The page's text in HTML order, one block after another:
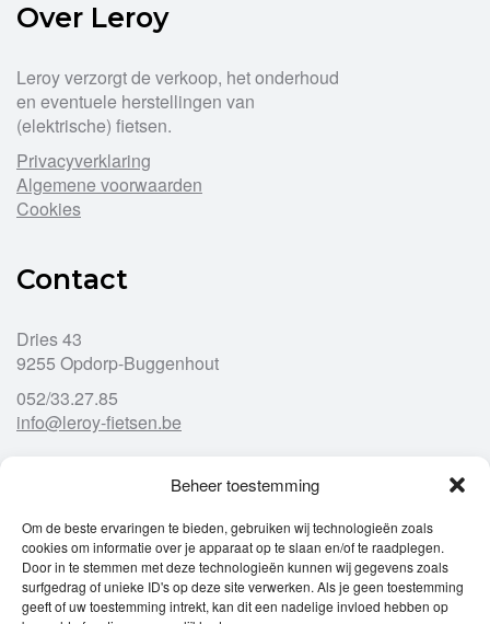
Beheer toestemming
Om de beste ervaringen te bieden, gebruiken wij technologieën zoals
cookies om informatie over je apparaat op te slaan en/of te raadplegen.
Door in te stemmen met deze technologieën kunnen wij gegevens zoals
surfgedrag of unieke ID's op deze site verwerken. Als je geen toestemming
geeft of uw toestemming intrekt, kan dit een nadelige invloed hebben op
Over Leroy
Leroy verzorgt de verkoop, het onderhoud
en eventuele herstellingen van
(elektrische) fietsen.
Privacyverklaring
Algemene voorwaarden
Cookies
Contact
Dries 43
9255 Opdorp-Buggenhout
052/33.27.85
info@leroy-fietsen.be
Openingsuren
Ma
gesloten
Di
9u – 12u
13u – 18u00
Wo
9u – 12u
13u – 18u00